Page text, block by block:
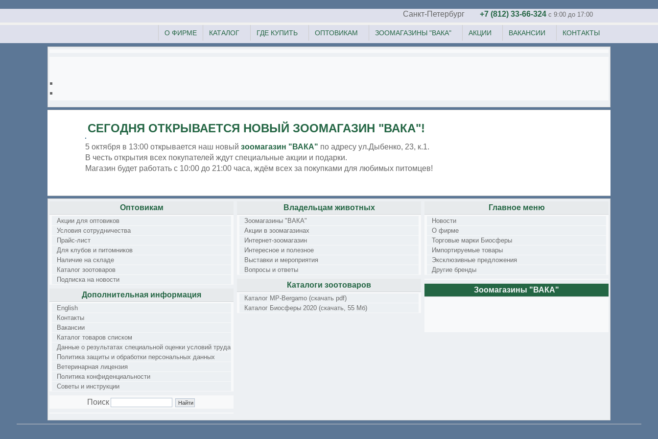
Санкт-Петербург +7 (812) 33-66-324 c 9:00 до 17:00
КОНТАКТЫ
ВАКАНСИИ
АКЦИИ
ЗООМАГАЗИНЫ "ВАКА"
ОПТОВИКАМ
ГДЕ КУПИТЬ
КАТАЛОГ
О ФИРМЕ
СЕГОДНЯ ОТКРЫВАЕТСЯ НОВЫЙ ЗООМАГАЗИН "ВАКА"!
5 октября в 13:00 открывается наш новый зоомагазин "ВАКА" по адресу ул.Дыбенко, 23, к.1.
В честь открытия всех покупателей ждут специальные акции и подарки.
Магазин будет работать с 10:00 до 21:00 часа, ждём всех за покупками для любимых питомцев!
Оптовикам
Акции для оптовиков
Условия сотрудничества
Прайс-лист
Для клубов и питомников
Наличие на складе
Каталог зоотоваров
Подписка на новости
Дополнительная информация
English
Контакты
Вакансии
Каталог товаров списком
Данные о результатах специальной оценки условий труда
Политика защиты и обработки персональных данных
Ветеринарная лицензия
Политика конфиденциальности
Советы и инструкции
Поиск
Владельцам животных
Зоомагазины "ВАКА"
Акции в зоомагазинах
Интернет-зоомагазин
Интересное и полезное
Выставки и мероприятия
Вопросы и ответы
Каталоги зоотоваров
Каталог MP-Bergamo (скачать pdf)
Каталог Биосферы 2020 (скачать, 55 Мб)
Главное меню
Новости
О фирме
Торговые марки Биосферы
Импортируемые товары
Эксклюзивные предложения
Другие бренды
Зоомагазины "ВАКА"